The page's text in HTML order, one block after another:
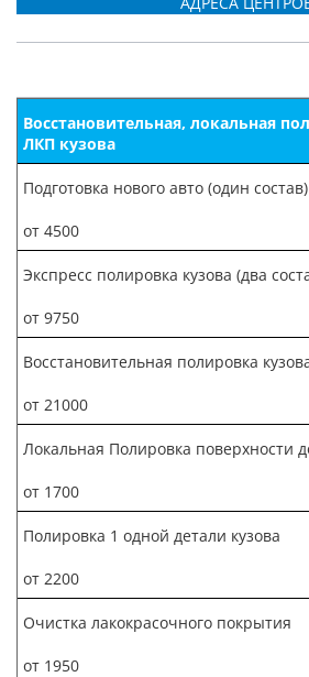
Восстановительная, локальная
ЛКП кузова
Подготовка нового авто (один состав)
от 4500
Экспресс полировка кузова (два
от 9750
Восстановительная полировка
от 21000
Локальная Полировка поверхности
от 1700
Полировка 1 одной детали кузова
от 2200
Очистка лакокрасочного покрытия
от 1950